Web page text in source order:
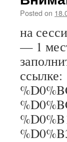
Posted on
на
— 1